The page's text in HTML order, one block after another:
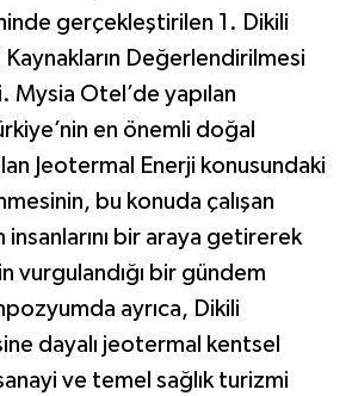
gerçekleştirilen 1. Dikili
Değerlendirilmesi
Mysia Otel’de yapılan
en önemli doğal
Jeotermal Enerji konusundaki
bu konuda çalışan
bir araya getirerek
vurgulandığı bir gündem
ayrıca, Dikili
dayalı jeotermal kentsel
ve temel sağlık turizmi